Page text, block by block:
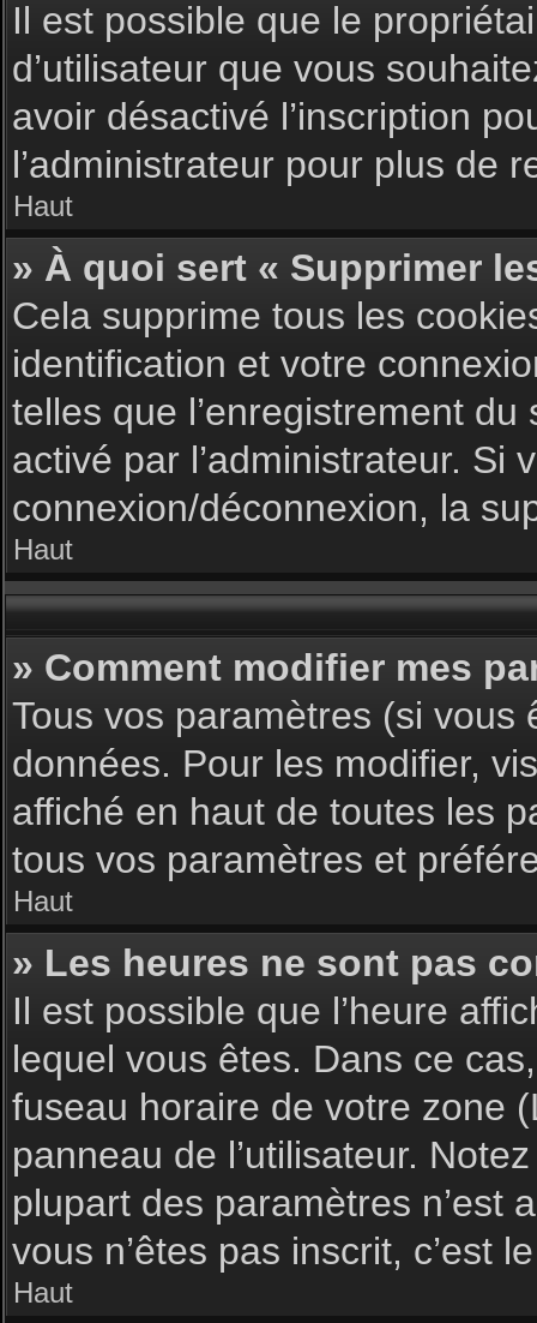
Il est possible que le
d’utilisateur que vous
avoir désactivé l’inscription
l’administrateur pour plus de
Haut
» À quoi sert « Supprimer
Cela supprime tous les
identification et votre
telles que l’enregistrement
activé par l’administrateur. Si
connexion/déconnexion, la
Haut
» Comment modifier mes
Tous vos paramètres (si
données. Pour les modifier,
affiché en haut de toutes les
tous vos paramètres et
Haut
» Les heures ne sont pas
Il est possible que l’heure
lequel vous êtes. Dans ce
fuseau horaire de votre zone
panneau de l’utilisateur.
plupart des paramètres n’est
vous n’êtes pas inscrit, c’est
Haut